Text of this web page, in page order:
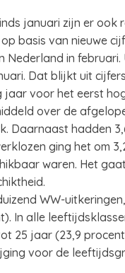
januari zijn er
basis van nieuwe
in
Dat blijkt uit
voor het eerst
over de
Daarnaast hadden
ging het om
waren. Het
WW-
In alle
25 jaar (23,9
voor de